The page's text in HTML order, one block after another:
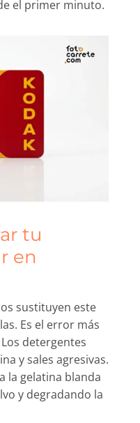
el primer minuto.
tu
en
sustituyen este
Es el error más
detergentes
y sales agresivas.
la gelatina blanda
y degradando la